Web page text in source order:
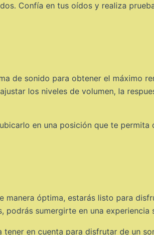
Confía en tus oídos y realiza
de sonido para obtener el máximo
los niveles de volumen, la
en una posición que te
óptima, estarás listo para
sumergirte en una
en cuenta para disfrutar de un